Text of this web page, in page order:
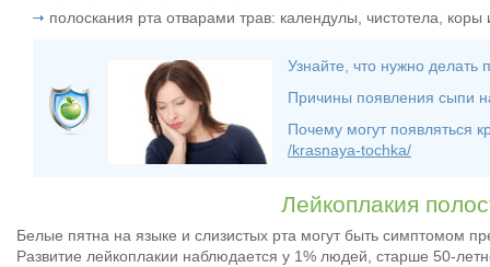
полоскания рта отварами трав: календулы, чистотела, коры
Узнайте, что нужно делать
Причины появления сыпи
Почему могут появляться
/krasnaya-tochka/
Лейкоплакия
Белые пятна на языке и слизистых рта могут быть симптомом
Развитие лейкоплакии наблюдается у 1% людей, старше 50-